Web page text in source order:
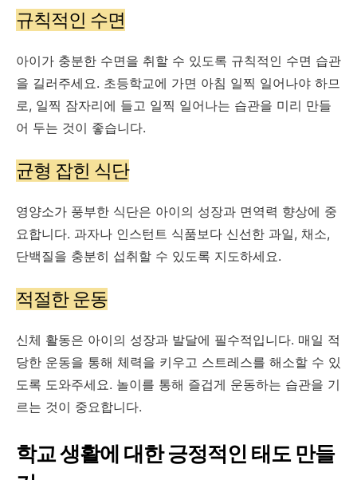
규칙적인 수면
아이가 충분한 수면을 취할 수 있도록 규칙적인 수면 습관
을 길러주세요. 초등학교에 가면 아침 일찍 일어나야 하므
로, 일찍 잠자리에 들고 일찍 일어나는 습관을 미리 만들
어 두는 것이 좋습니다.
균형 잡힌 식단
영양소가 풍부한 식단은 아이의 성장과 면역력 향상에 중
요합니다. 과자나 인스턴트 식품보다 신선한 과일, 채소,
단백질을 충분히 섭취할 수 있도록 지도하세요.
적절한 운동
신체 활동은 아이의 성장과 발달에 필수적입니다. 매일 적
당한 운동을 통해 체력을 키우고 스트레스를 해소할 수 있
도록 도와주세요. 놀이를 통해 즐겁게 운동하는 습관을 기
르는 것이 중요합니다.
학교 생활에 대한 긍정적인 태도 만들